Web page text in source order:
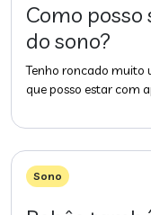
Como
do sono?
Tenho roncado muito
que posso estar com
Sono